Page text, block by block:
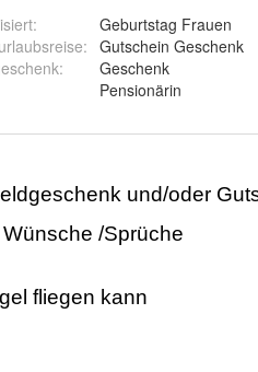
:
Geburtstag Frauen
: Gutschein Geschenk
:
Geschenk
Pensionärin